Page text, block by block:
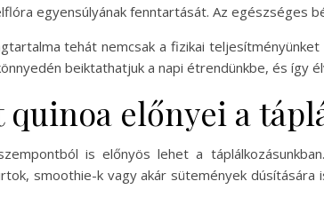
egyensúlyának fenntartását. Az egészséges
tehát nemcsak a fizikai
beiktathatjuk a napi étrendünkbe, és így
előnyei a
is előnyös lehet a
smoothie-k vagy akár sütemények